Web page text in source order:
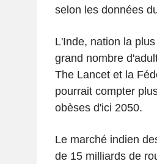
selon les données
L'Inde, nation la
grand nombre
The Lancet et la
pourrait compter
obèses d'ici 2050.
Le marché indien
de 15 milliards de